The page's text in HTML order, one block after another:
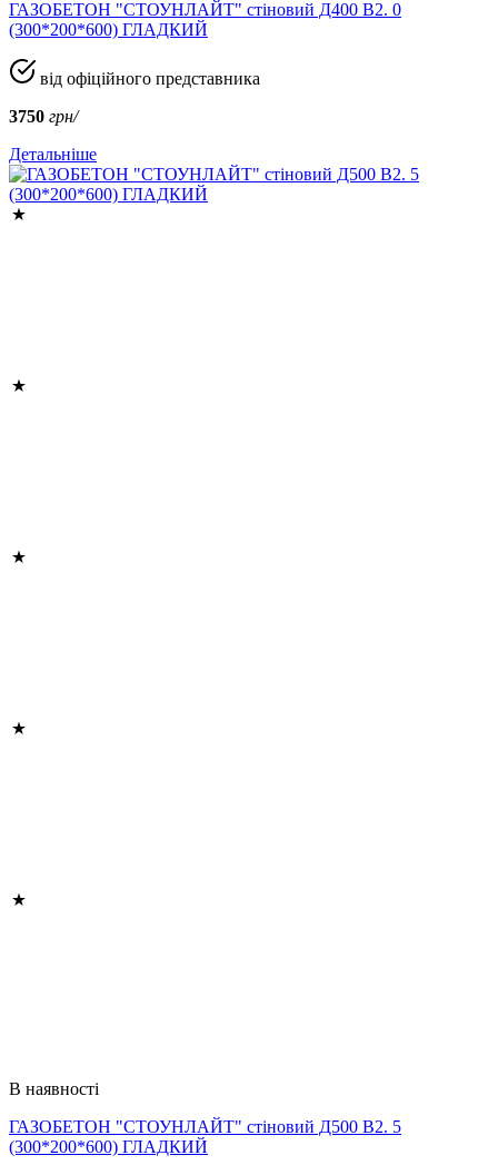
ГАЗОБЕТОН "СТОУНЛАЙТ" стіновий Д400 В2. 0
(300*200*600) ГЛАДКИЙ
від офіційного представника
3750 грн/
Детальніше
В наявності
ГАЗОБЕТОН "СТОУНЛАЙТ" стіновий Д500 В2. 5
(300*200*600) ГЛАДКИЙ